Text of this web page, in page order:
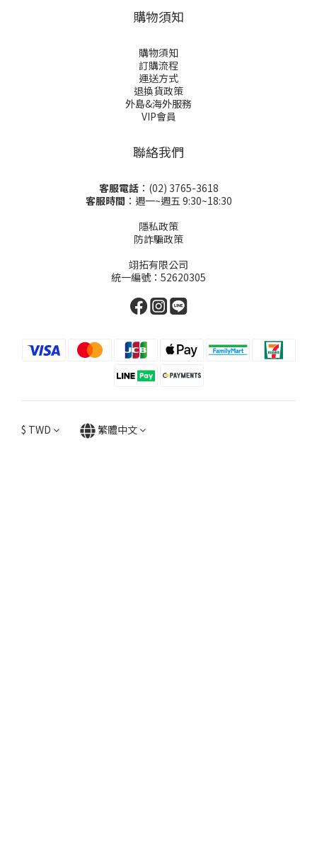
購物須知
購物須知
訂購流程
運送方式
退換貨政策
外島&海外服務
VIP會員
聯絡我們
客服電話：(02) 3765-3618
客服時間 ：週一~週五 9:30~18:30
隱私政策
防詐騙政策
翊拓有限公司
統一編號：52620305
$ TWD 繁體中文